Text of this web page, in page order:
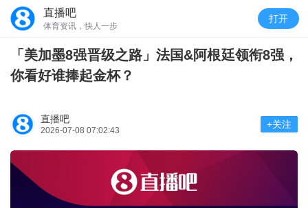
直播吧
体育资讯，快人一步
打开
「美加墨8强晋级之路」法国&阿根廷领衔8强，
你看好谁捧起金杯？
直播吧
2026-07-08 07:02:43
+关注